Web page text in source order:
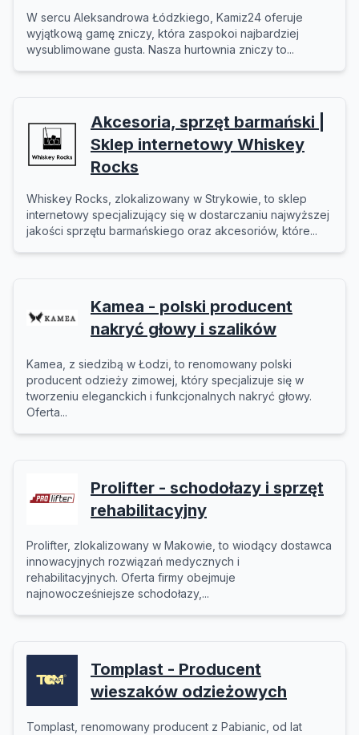
W sercu Aleksandrowa Łódzkiego, Kamiz24 oferuje
wyjątkową gamę zniczy, która zaspokoi najbardziej
wysublimowane gusta. Nasza hurtownia zniczy to...
Akcesoria, sprzęt barmański |
Sklep internetowy Whiskey
Rocks
Whiskey Rocks, zlokalizowany w Strykowie, to sklep
internetowy specjalizujący się w dostarczaniu najwyższej
jakości sprzętu barmańskiego oraz akcesoriów, które...
Kamea - polski producent
nakryć głowy i szalików
Kamea, z siedzibą w Łodzi, to renomowany polski
producent odzieży zimowej, który specjalizuje się w
tworzeniu eleganckich i funkcjonalnych nakryć głowy.
Oferta...
Prolifter - schodołazy i sprzęt
rehabilitacyjny
Prolifter, zlokalizowany w Makowie, to wiodący dostawca
innowacyjnych rozwiązań medycznych i
rehabilitacyjnych. Oferta firmy obejmuje
najnowocześniejsze schodołazy,...
Tomplast - Producent
wieszaków odzieżowych
Tomplast, renomowany producent z Pabianic, od lat